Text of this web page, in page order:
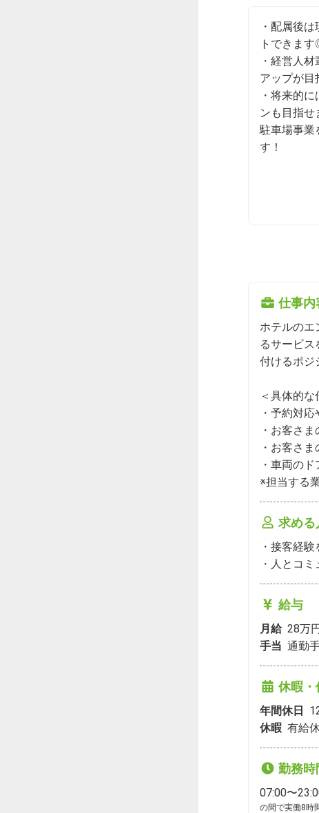
・配属後
トできま
・経営人
アップが目
・将来的
ンも目指
駐車場事業
す！
仕事内
ホテルのエ
るサービ
付けるポジ
＜具体的な
・予約対
・お客さ
・お客さ
・車両の
※担当する
求める
・接客経
・人とコ
給与
月給 28万
手当 通勤
休暇・
年間休日
休暇 有給
勤務時
07:00〜
の間で実働8時